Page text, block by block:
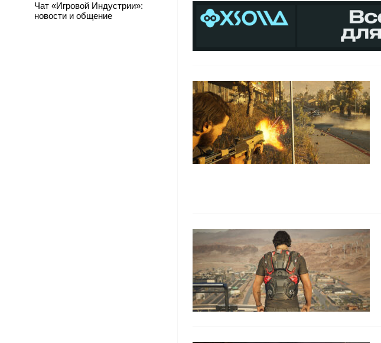
Чат «Игровой Индустрии»:
новости и общение